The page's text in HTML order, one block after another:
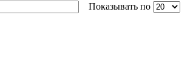
Показывать по